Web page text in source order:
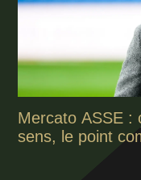
Mercato ASSE :
sens, le point